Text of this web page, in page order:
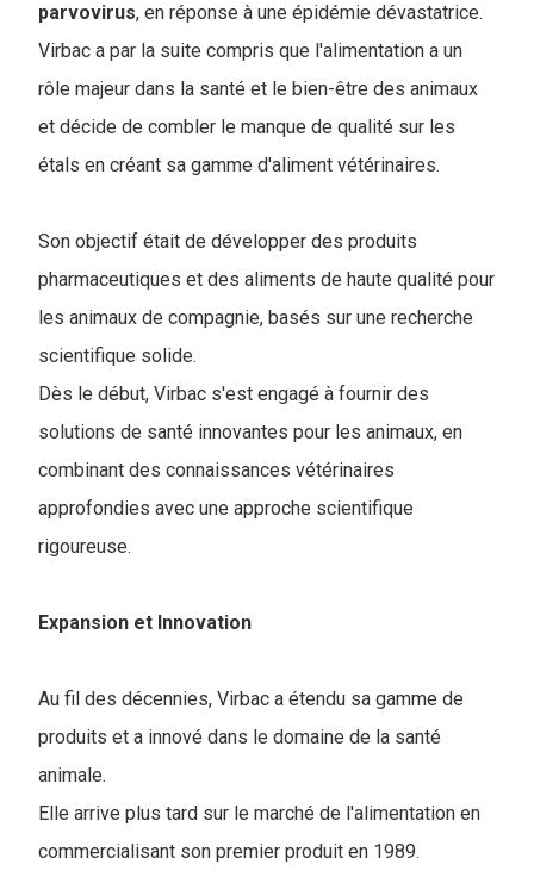
parvovirus, en réponse à une épidémie dévastatrice.
Virbac a par la suite compris que l'alimentation a un
rôle majeur dans la santé et le bien-être des animaux
et décide de combler le manque de qualité sur les
étals en créant sa gamme d'aliment vétérinaires.
Son objectif était de développer des produits
pharmaceutiques et des aliments de haute qualité pour
les animaux de compagnie, basés sur une recherche
scientifique solide.
Dès le début, Virbac s'est engagé à fournir des
solutions de santé innovantes pour les animaux, en
combinant des connaissances vétérinaires
approfondies avec une approche scientifique
rigoureuse.
Expansion et Innovation
Au fil des décennies, Virbac a étendu sa gamme de
produits et a innové dans le domaine de la santé
animale.
Elle arrive plus tard sur le marché de l'alimentation en
commercialisant son premier produit en 1989.